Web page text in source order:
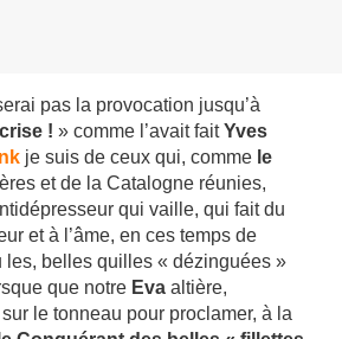
pas la provocation jusqu’à
! » comme l’avait faitYves
je suis de ceux qui, comme le
et de la Catalogne réunies,
qui vaille, qui fait du
et à l’âme, en ces temps de
les, belles quilles « dézinguées »
que notre Eva altière,
le tonneau pour proclamer, à la